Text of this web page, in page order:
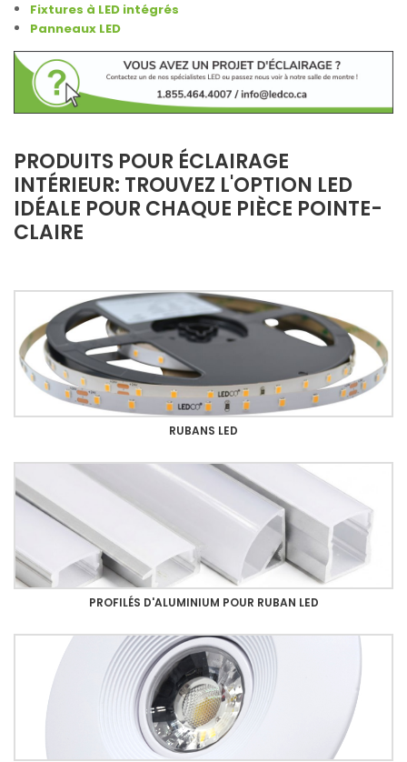
Fixtures à LED intégrés
Panneaux LED
PRODUITS POUR ÉCLAIRAGE
INTÉRIEUR: TROUVEZ L'OPTION LED
IDÉALE POUR CHAQUE PIÈCE POINTE-
CLAIRE
RUBANS LED
PROFILÉS D'ALUMINIUM POUR RUBAN LED